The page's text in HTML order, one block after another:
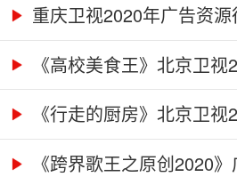
重庆卫视2020年广告资
《高校美食王》北京卫
《行走的厨房》北京卫
《跨界歌王之原创2020